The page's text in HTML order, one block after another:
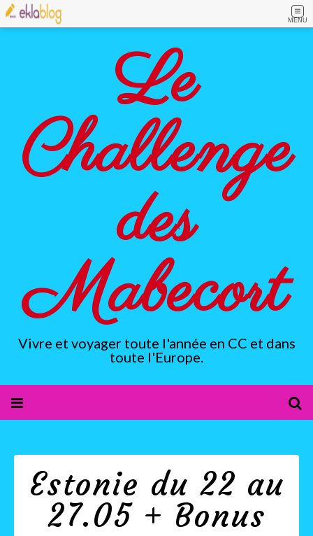
MENU
Le
Challenge
des
Mabecort
Vivre et voyager toute l'année en CC et dans
toute l'Europe.
Estonie du 22 au
27.05 + Bonus